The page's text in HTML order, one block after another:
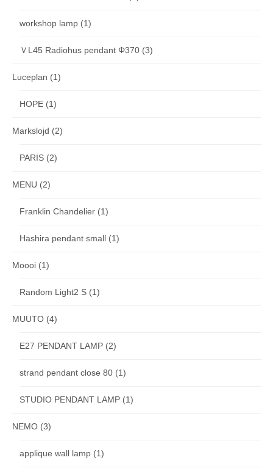
workshop lamp (1)
ＶL45 Radiohus pendant Φ370 (3)
Luceplan (1)
HOPE (1)
Markslojd (2)
PARIS (2)
MENU (2)
Franklin Chandelier (1)
Hashira pendant small (1)
Moooi (1)
Random Light2 S (1)
MUUTO (4)
E27 PENDANT LAMP (2)
strand pendant close 80 (1)
STUDIO PENDANT LAMP (1)
NEMO (3)
applique wall lamp (1)